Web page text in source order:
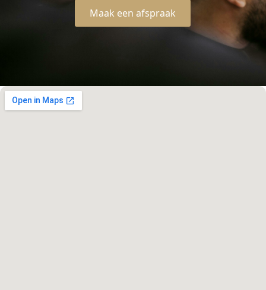
Maak een afspraak